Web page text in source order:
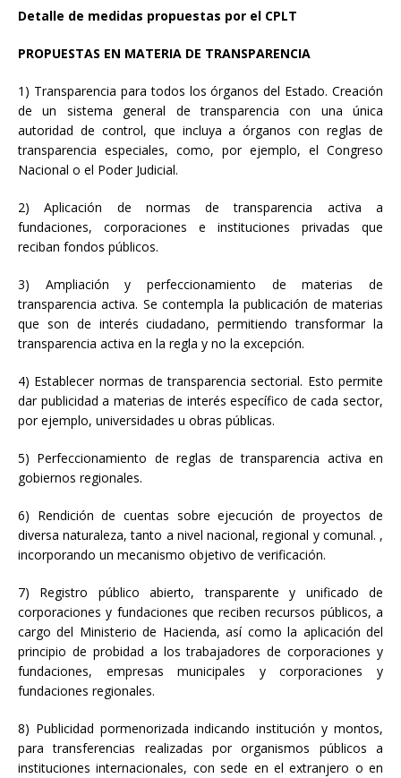
Detalle de medidas propuestas por el CPLT
PROPUESTAS EN MATERIA DE TRANSPARENCIA
1) Transparencia para todos los órganos del Estado. Creación
de un sistema general de transparencia con una única
autoridad de control, que incluya a órganos con reglas de
transparencia especiales, como, por ejemplo, el Congreso
Nacional o el Poder Judicial.
2) Aplicación de normas de transparencia activa a
fundaciones, corporaciones e instituciones privadas que
reciban fondos públicos.
3) Ampliación y perfeccionamiento de materias de
transparencia activa. Se contempla la publicación de materias
que son de interés ciudadano, permitiendo transformar la
transparencia activa en la regla y no la excepción.
4) Establecer normas de transparencia sectorial. Esto permite
dar publicidad a materias de interés específico de cada sector,
por ejemplo, universidades u obras públicas.
5) Perfeccionamiento de reglas de transparencia activa en
gobiernos regionales.
6) Rendición de cuentas sobre ejecución de proyectos de
diversa naturaleza, tanto a nivel nacional, regional y comunal. ,
incorporando un mecanismo objetivo de verificación.
7) Registro público abierto, transparente y unificado de
corporaciones y fundaciones que reciben recursos públicos, a
cargo del Ministerio de Hacienda, así como la aplicación del
principio de probidad a los trabajadores de corporaciones y
fundaciones, empresas municipales y corporaciones y
fundaciones regionales.
8) Publicidad pormenorizada indicando institución y montos,
para transferencias realizadas por organismos públicos a
instituciones internacionales, con sede en el extranjero o en